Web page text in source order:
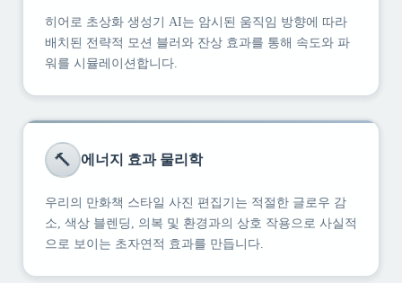
히어로 초상화 생성기 AI는 암시된 움직임 방향에 따라
배치된 전략적 모션 블러와 잔상 효과를 통해 속도와 파
워를 시뮬레이션합니다.
🔨 에너지 효과 물리학
우리의 만화책 스타일 사진 편집기는 적절한 글로우 감
소, 색상 블렌딩, 의복 및 환경과의 상호 작용으로 사실적
으로 보이는 초자연적 효과를 만듭니다.